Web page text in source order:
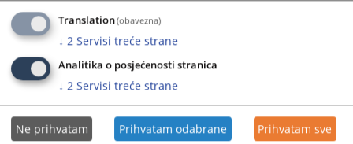
Translation(obavezna)
↓ 2 Servisi treće strane
Analitika o posjećenosti stranica
↓ 2 Servisi treće strane
Ne prihvatam Prihvatam odabrane Prihvatam sve